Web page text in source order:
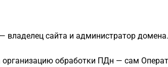
владелец сайта и администратор домена.
организацию обработки ПДн — сам